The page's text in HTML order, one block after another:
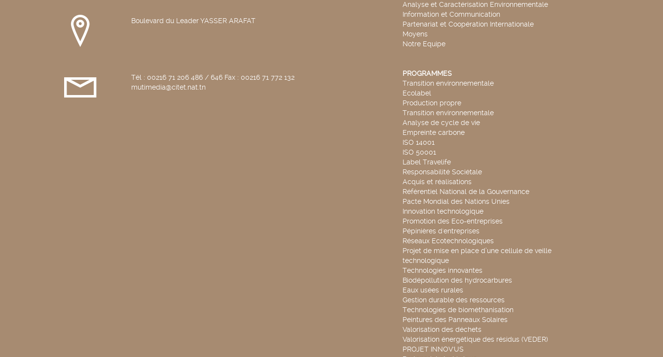
Boulevard du Leader YASSER ARAFAT
Tél : 00216 71 206 486 / 646 Fax : 00216 71 772 132
mutimedia@citet.nat.tn
Analyse et Caractérisation Environnementale
Information et Communication
Partenariat et Coopération Internationale
Moyens
Notre Equipe
PROGRAMMES
Transition environnementale
Ecolabel
Production propre
Transition environnementale
Analyse de cycle de vie
Empreinte carbone
ISO 14001
ISO 50001
Label Travelife
Responsabilité Sociétale
Acquis et réalisations
Référentiel National de la Gouvernance
Pacte Mondial des Nations Unies
Innovation technologique
Promotion des Eco-entreprises
Pépinières d'entreprises
Réseaux Ecotechnologiques
Projet de mise en place d’une cellule de veille
technologique
Technologies innovantes
Biodépollution des hydrocarbures
Eaux usées rurales
Gestion durable des ressources
Technologies de biométhanisation
Peintures des Panneaux Solaires
Valorisation des déchets
Valorisation énergétique des résidus (VEDER)
PROJET INNOV'US